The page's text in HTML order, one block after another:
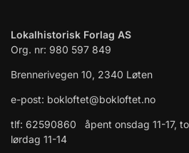
Lokalhistorisk Forlag AS
Org. nr: 980 597 849
Brennerivegen 10, 2340 Løten
e-post: bokloftet@bokloftet.no
tlf: 62590860 åpent onsdag 11-17,
lørdag 11-14